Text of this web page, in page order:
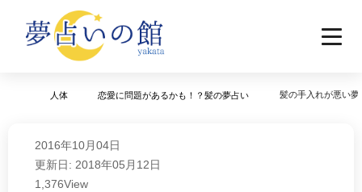
人体 恋愛に問題があるかも！？髪の夢占い 髪の手入れが悪い夢
2016年10月04日
更新日: 2018年05月12日
1,376View